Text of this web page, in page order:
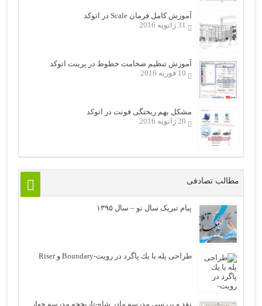
آموزش کامل فرمان Scale در اتوکد
31 ژانویه 2016
آموزش تنظیم ضخامت خطوط در پرینت اتوکد
10 فوریه 2016
مشکل بهم ریختگی فونت در اتوکد
20 ژانویه 2016
مطالب تصادفی
پیام تبریک سال نو – سال ۱۳۹۵
طراحی ﭘﻠﻪ ﺑﺎ ﻳﻚ ﭘﺎﮔﺮﺩ در رویت-Boundary ﻭ Riser
نقد و بررسی مدرسه مادر شاه-تاریخچه مدرسه چهار